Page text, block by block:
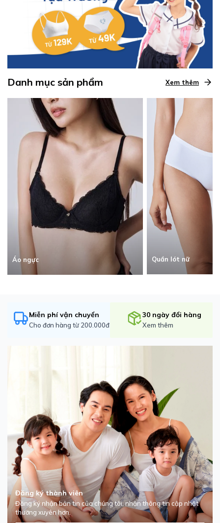
Danh mục sản phẩm Xem thêm
Áo ngực Quần lót nữ
Miễn phí vận chuyển
Cho đơn hàng từ 200.000đ
30 ngày đổi hàng
Xem thêm
Đăng ký thành viên
Đăng ký nhận bản tin của chúng tôi, nhận thông tin cập nhật
thường xuyên hơn.